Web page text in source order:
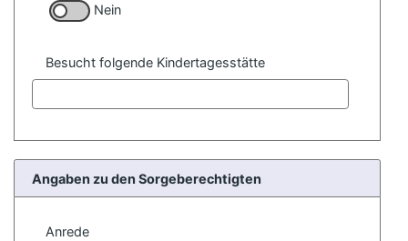
Nein
Besucht folgende Kindertagesstätte
Angaben zu den Sorgeberechtigten
Anrede